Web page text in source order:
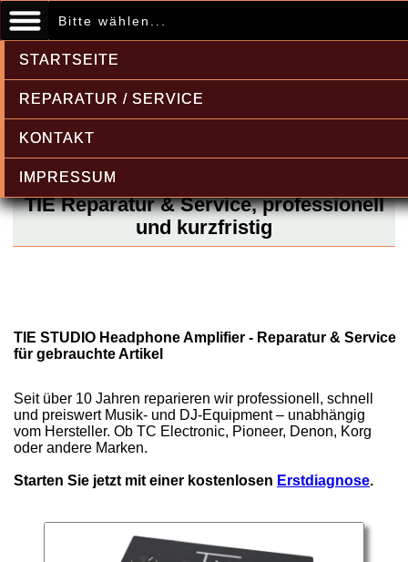
Bitte wählen...
STARTSEITE
REPARATUR / SERVICE
KONTAKT
IMPRESSUM
TIE Reparatur & Service, professionell
und kurzfristig
TIE STUDIO Headphone Amplifier - Reparatur & Service
für gebrauchte Artikel
Seit über 10 Jahren reparieren wir professionell, schnell
und preiswert Musik- und DJ-Equipment – unabhängig
vom Hersteller. Ob TC Electronic, Pioneer, Denon, Korg
oder andere Marken.
Starten Sie jetzt mit einer kostenlosen Erstdiagnose.